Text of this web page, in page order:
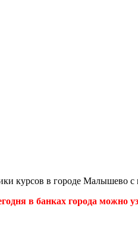
курсов в городе Малышево
в банках города можно